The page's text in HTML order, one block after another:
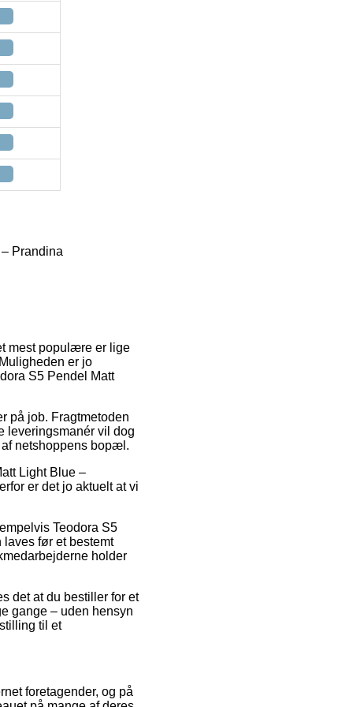
Prandina
mest populære er lige
er jo
S5 Pendel Matt
på job. Fragtmetoden
leveringsmanér vil dog
netshoppens bopæl.
Light Blue –
er det jo aktuelt at vi
Teodora S5
før et bestemt
holder
det at du bestiller for et
gange – uden hensyn
til et
foretagender, og på